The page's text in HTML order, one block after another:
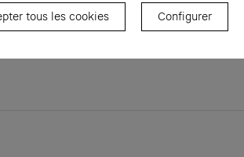
tab)tous les cookies Configurer